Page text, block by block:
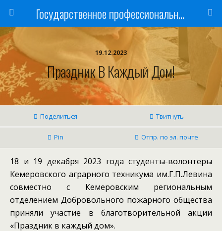
Государственное профессиональное образовательное учреждение
19.12.2023
Праздник В Каждый Дом!
Поделиться Твитнуть
Pin Отпр. по эл. почте
18 и 19 декабря 2023 года студенты-волонтеры
Кемеровского аграрного техникума им.Г.П.Левина
совместно с Кемеровским региональным
отделением Добровольного пожарного общества
приняли участие в благотворительной акции
«Праздник в каждый дом».